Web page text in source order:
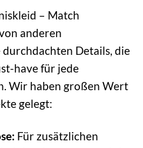
– Match
anderen
Details, die
have für jede
Wir haben großen Wert
gelegt:
Für zusätzlichen